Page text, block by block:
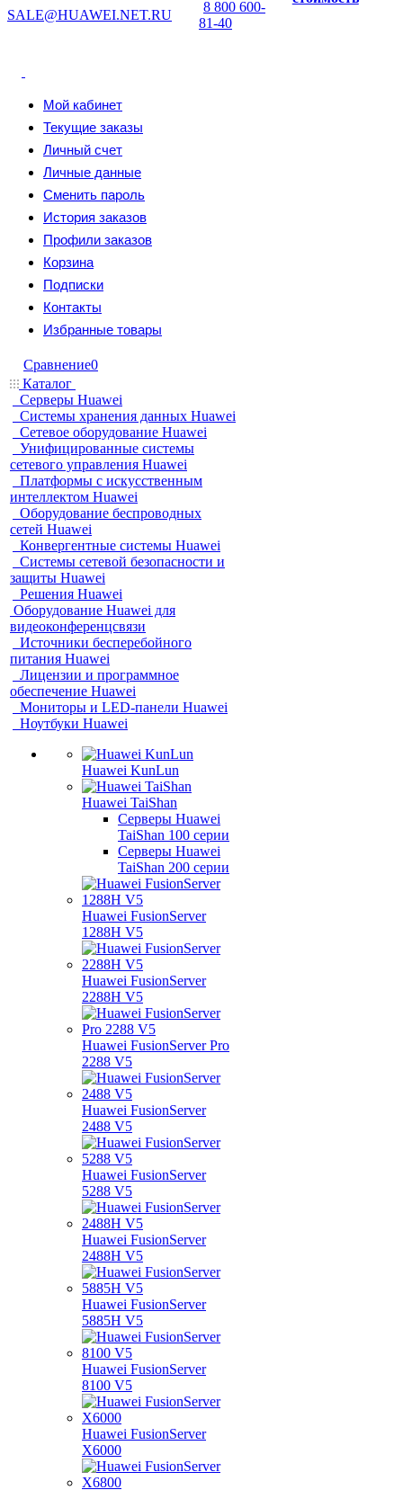
SALE@HUAWEI.NET.RU
8 800 600-
81-40
Мой кабинет
Текущие заказы
Личный счет
Личные данные
Сменить пароль
История заказов
Профили заказов
Корзина
Подписки
Контакты
Избранные товары
Сравнение0
Каталог
Серверы Huawei
Системы хранения данных Huawei
Сетевое оборудование Huawei
Унифицированные системы
сетевого управления Huawei
Платформы с искусственным
интеллектом Huawei
Оборудование беспроводных
сетей Huawei
Конвергентные системы Huawei
Системы сетевой безопасности и
защиты Huawei
Решения Huawei
Оборудование Huawei для
видеоконференцсвязи
Источники бесперебойного
питания Huawei
Лицензии и программное
обеспечение Huawei
Мониторы и LED-панели Huawei
Ноутбуки Huawei
Huawei KunLun
Huawei TaiShan
Серверы Huawei
TaiShan 100 серии
Серверы Huawei
TaiShan 200 серии
Huawei FusionServer
1288H V5
Huawei FusionServer
2288H V5
Huawei FusionServer Pro
2288 V5
Huawei FusionServer
2488 V5
Huawei FusionServer
5288 V5
Huawei FusionServer
2488H V5
Huawei FusionServer
5885H V5
Huawei FusionServer
8100 V5
Huawei FusionServer
X6000